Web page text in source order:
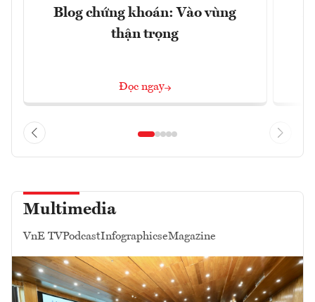
Blog chứng khoán: Vào vùng
thận trọng
Đọc ngay
Multimedia
VnE TVPodcastInfographicseMagazine